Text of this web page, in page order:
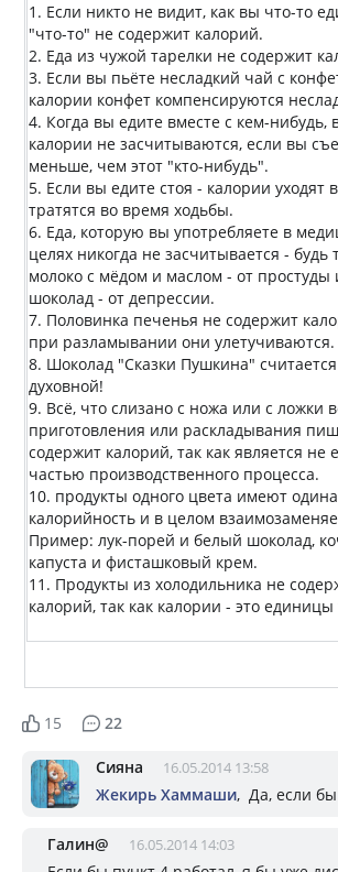
1. Если никто не видит, как вы что-то
"что-то" не содержит калорий.
2. Еда из чужой тарелки не содержит
3. Если вы пьёте несладкий чай с
калории конфет компенсируются
4. Когда вы едите вместе с кем-нибудь,
калории не засчитываются, если вы
меньше, чем этот "кто-нибудь".
5. Если вы едите стоя - калории уходят
тратятся во время ходьбы.
6. Еда, которую вы употребляете в
целях никогда не засчитывается - будь
молоко с мёдом и маслом - от простуды
шоколад - от депрессии.
7. Половинка печенья не содержит
при разламывании они улетучиваются.
8. Шоколад "Сказки Пушкина"
духовной!
9. Всё, что слизано с ножа или с ложки
приготовления или раскладывания
содержит калорий, так как является не
частью производственного процесса.
10. продукты одного цвета имеют
калорийность и в целом
Пример: лук-порей и белый шоколад,
капуста и фисташковый крем.
11. Продукты из холодильника не
калорий, так как калории - это единицы
15 22
Сияна 16.05.2014 13:58
Жекирь Хаммаши, Да, если бы
Галин@ 16.05.2014 14:03